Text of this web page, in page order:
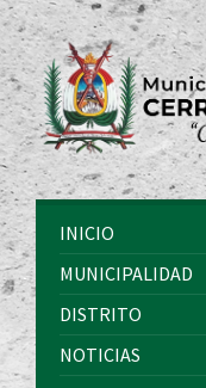
INICIO
MUNICIPALIDAD
DISTRITO
NOTICIAS